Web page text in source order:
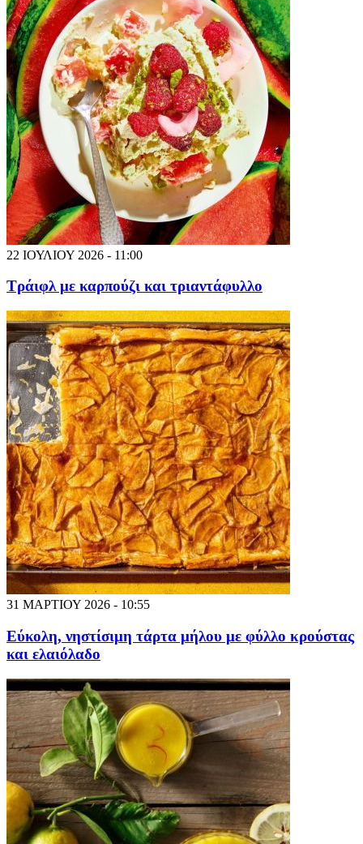
22 ΙΟΥΛΙΟΥ 2026 - 11:00
Τράιφλ με καρπούζι και τριαντάφυλλο
31 ΜΑΡΤΙΟΥ 2026 - 10:55
Εύκολη, νηστίσιμη τάρτα μήλου με φύλλο κρούστας
και ελαιόλαδο